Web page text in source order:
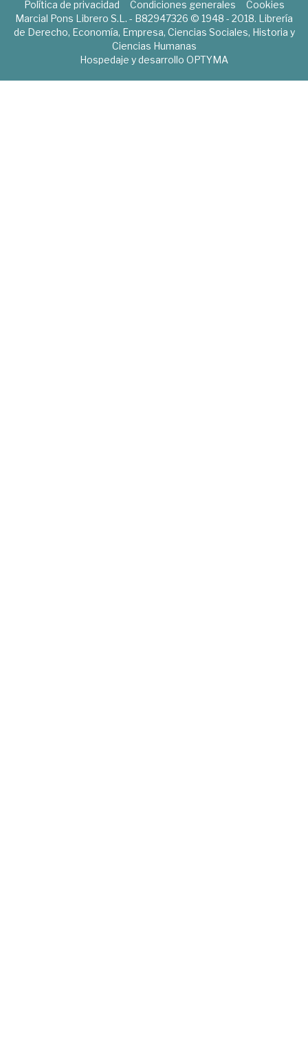
Política de privacidad Condiciones generales
Cookies
Marcial Pons Librero S.L. - B82947326 © 1948 - 2018. Librería
de Derecho, Economía, Empresa, Ciencias Sociales, Historia y
Ciencias Humanas
Hospedaje y desarrollo OPTYMA